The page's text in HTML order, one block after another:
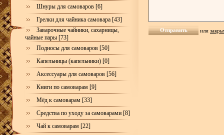
Шнуры для самоваров [6]
Грелки для чайника самовара [43]
Заварочные чайники, сахарницы,
чайные пары [73]
Подносы для самоваров [50]
Капельницы (капельники) [0]
Аксессуары для самоваров [56]
Книги по самоварам [9]
Мёд к самоварам [33]
Средства по уходу за самоварами [8]
Чай к самоварам [22]
или